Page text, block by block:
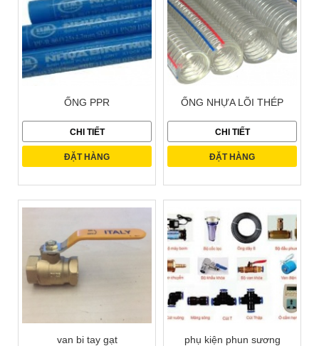
ỐNG PPR
CHI TIẾT
ĐẶT HÀNG
ỐNG NHỰA LÕI THÉP
CHI TIẾT
ĐẶT HÀNG
van bi tay gạt phụ kiện phun sương